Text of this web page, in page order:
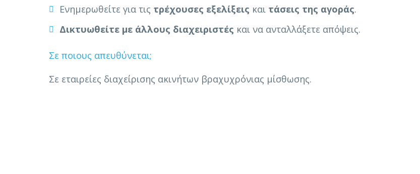
Ενημερωθείτε για τις τρέχουσες εξελίξεις και τάσεις της αγοράς.
Δικτυωθείτε με άλλους διαχειριστές και να ανταλλάξετε απόψεις.
Σε ποιους απευθύνεται;
Σε εταιρείες διαχείρισης ακινήτων βραχυχρόνιας μίσθωσης.